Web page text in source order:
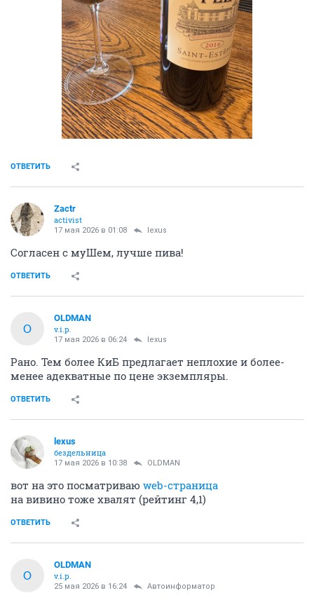
ОТВЕТИТЬ
Zactr
activist
17 мая 2026 в 01:08 lexus
Согласен с муШем, лучше пива!
ОТВЕТИТЬ
O
OLDMAN
v.i.p.
17 мая 2026 в 06:24 lexus
Рано. Тем более КиБ предлагает неплохие и более-
менее адекватные по цене экземпляры.
ОТВЕТИТЬ
lexus
бездельница
17 мая 2026 в 10:38 OLDMAN
вот на это посматриваю web-страница
на вивино тоже хвалят (рейтинг 4,1)
ОТВЕТИТЬ
O
OLDMAN
v.i.p.
25 мая 2026 в 16:24 Автоинформатор